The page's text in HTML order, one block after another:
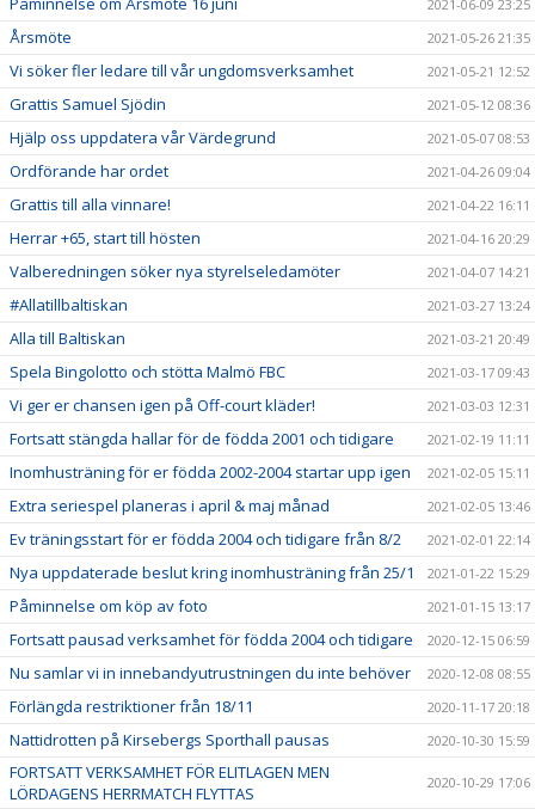
2021-06-09 23:25
Årsmöte 2021-05-26 21:35
Vi söker fler ledare till vår ungdomsverksamhet 2021-05-21 12:52
Grattis Samuel Sjödin 2021-05-12 08:36
Hjälp oss uppdatera vår Värdegrund 2021-05-07 08:53
Ordförande har ordet 2021-04-26 09:04
Grattis till alla vinnare! 2021-04-22 16:11
Herrar +65, start till hösten 2021-04-16 20:29
Valberedningen söker nya styrelseledamöter 2021-04-07 14:21
#Allatillbaltiskan 2021-03-27 13:24
Alla till Baltiskan 2021-03-21 20:49
Spela Bingolotto och stötta Malmö FBC 2021-03-17 09:43
Vi ger er chansen igen på Off-court kläder! 2021-03-03 12:31
Fortsatt stängda hallar för de födda 2001 och tidigare 2021-02-19 11:11
Inomhusträning för er födda 2002-2004 startar upp igen 2021-02-05 15:11
Extra seriespel planeras i april & maj månad 2021-02-05 13:46
Ev träningsstart för er födda 2004 och tidigare från 8/2 2021-02-01 22:14
Nya uppdaterade beslut kring inomhusträning från 25/1 2021-01-22 15:29
Påminnelse om köp av foto 2021-01-15 13:17
Fortsatt pausad verksamhet för födda 2004 och tidigare 2020-12-15 06:59
Nu samlar vi in innebandyutrustningen du inte behöver 2020-12-08 08:55
Förlängda restriktioner från 18/11 2020-11-17 20:18
Nattidrotten på Kirsebergs Sporthall pausas 2020-10-30 15:59
FORTSATT VERKSAMHET FÖR ELITLAGEN MEN
LÖRDAGENS HERRMATCH FLYTTAS
2020-10-29 17:06